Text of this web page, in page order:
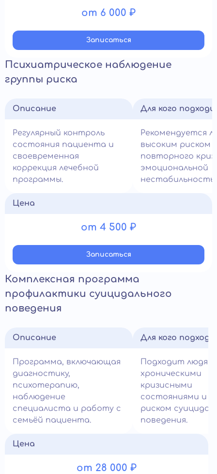
от 6 000 ₽
Записатьcя
Психиатрическое наблюдение
группы риска
Описание
Регулярный контроль
состояния пациента и
своевременная
коррекция лечебной
программы.
Для кого
Рекомендуется
высоким риском
повторного
эмоциональной
Цена
от 4 500 ₽
Записатьcя
Комплексная программа
профилактики суицидального
поведения
Описание
Программа, включающая
диагностику,
психотерапию,
наблюдение
специалиста и работу с
семьёй пациента.
Для кого
Подходит людям
хроническими
кризисными
состояниями и
риском
поведения.
Цена
от 28 000 ₽